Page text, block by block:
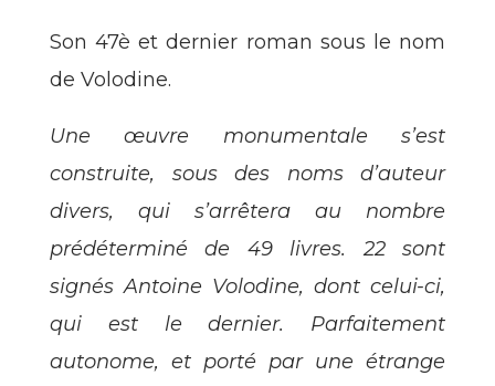
Son 47è et dernier roman sous le nom
de Volodine.
Une œuvre monumentale s’est
construite, sous des noms d’auteur
divers, qui s’arrêtera au nombre
prédéterminé de 49 livres. 22 sont
signés Antoine Volodine, dont celui-ci,
qui est le dernier. Parfaitement
autonome, et porté par une étrange